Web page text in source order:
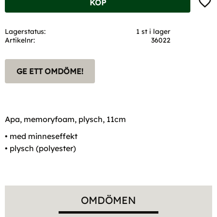
KÖP
Lagerstatus
1 st i lager
Artikelnr
36022
GE ETT OMDÖME!
Apa, memoryfoam, plysch, 11cm
• med minneseffekt
• plysch (polyester)
OMDÖMEN